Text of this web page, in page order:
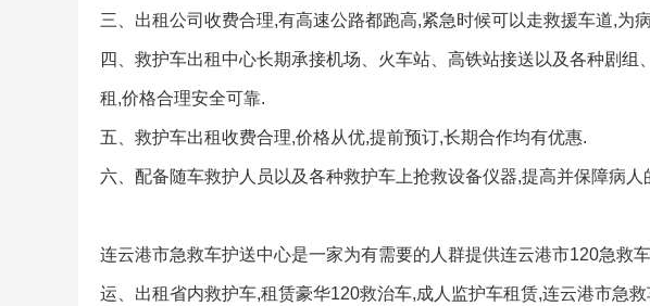
三、出租公司收费合理,有高速公路都跑高,紧急时候可以走救援车道,为
四、救护车出租中心长期承接机场、火车站、高铁站接送以及各种剧
租,价格合理安全可靠.
五、救护车出租收费合理,价格从优,提前预订,长期合作均有优惠.
六、配备随车救护人员以及各种救护车上抢救设备仪器,提高并保障病人
连云港市急救车护送中心是一家为有需要的人群提供连云港市120急救
运、出租省内救护车,租赁豪华120救治车,成人监护车租赁,连云港市急